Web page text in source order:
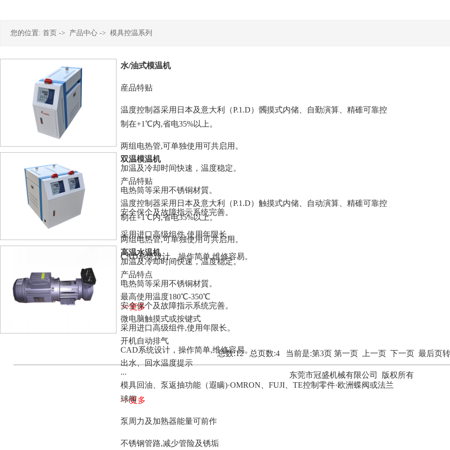
您的位置: 首页 -> 产品中心 -> 模具控温系列
水/油式模温机
産品特贴
温度控制器采用日本及意大利（P.1.D）髑摸式内储、自勤演算、精碓可靠控
制在+1℃内,省电35%以上。
两组电热管,可单独使用可共启用。
加温及冷却时间快速，温度稳定。
电热筒等采用不锈铜材質。
安全保个及故障指示系统完善。
采用进口高级组件,使用年限长。
CAD系统设计，操作简单,维修容易。
...
>>更多
双温模温机
产品特贴
温度控制器采用日本及意大利（P.1.D）触摸式内储、自动演算、精碓可靠控
制在+1℃内,省电35%以上。
两组电热管,可单独使用可共启用。
加温及冷却时间快速，温度稳定。
电热筒等采用不锈铜材質。
安全保个及故障指示系统完善。
采用进口高级组件,使用年限长。
CAD系统设计，操作简单,维修容易。
...
>>更多
高温水温机
产品特点
最高使用温度180℃-350℃
微电脑触摸式或按键式
开机自动排气
出水、回水温度提示
模具回油、泵返抽功能（遐瞒)·OMRON、FUJI、TE控制零件·欧洲蝶阀或法兰
球阀
泵周力及加熟器能量可前作
不锈钢管路,减少管险及锈垢
总数:12 总页数:4 当前是:第3页 第一页 上一页 下一页 最后页
东莞市冠盛机械有限公司 版权所有